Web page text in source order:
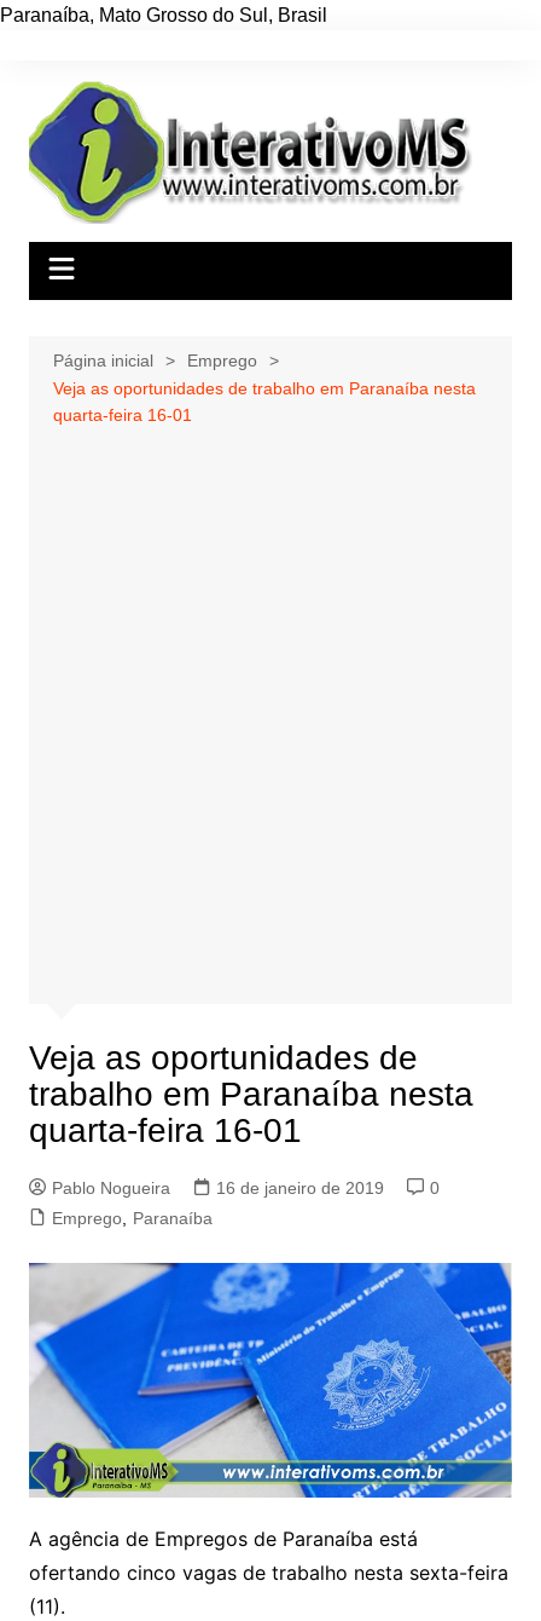
Paranaíba, Mato Grosso do Sul , Brasil
conteúdo
Página inicial
Emprego
Veja as oportunidades de trabalho em Paranaíba nesta
quarta-feira 16-01
Veja as oportunidades de
trabalho em Paranaíba nesta
quarta-feira 16-01
Pablo Nogueira 16 de janeiro de 2019
0
Emprego, Paranaíba
A agência de Empregos de Paranaíba está
ofertando cinco vagas de trabalho nesta sexta-feira
(11).